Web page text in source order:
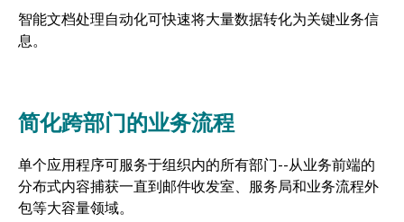
智能文档处理自动化可快速将大量数据转化为关键业务信
息。
简化跨部门的业务流程
单个应用程序可服务于组织内的所有部门--从业务前端的
分布式内容捕获一直到邮件收发室、服务局和业务流程外
包等大容量领域。